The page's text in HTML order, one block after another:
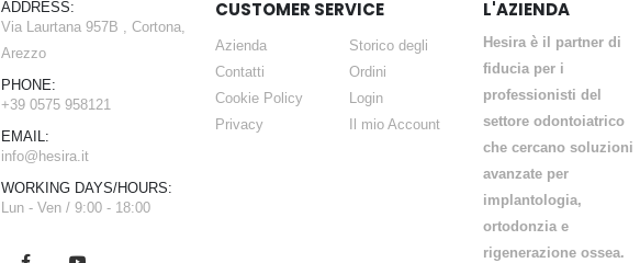
ADDRESS:
Via Laurtana 957B , Cortona,
Arezzo
PHONE:
+39 0575 958121
EMAIL:
info@hesira.it
WORKING DAYS/HOURS:
Lun - Ven / 9:00 - 18:00
CUSTOMER SERVICE
Azienda
Contatti
Cookie Policy
Privacy
Storico degli
Ordini
Login
Il mio Account
L'AZIENDA
Hesira è il partner di
fiducia per i
professionisti del
settore odontoiatrico
che cercano soluzioni
avanzate per
implantologia,
ortodonzia e
rigenerazione ossea.